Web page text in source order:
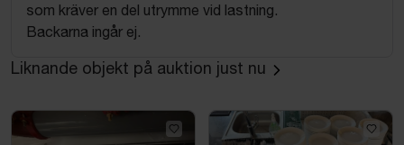
som kräver en del utrymme vid lastning.
Backarna ingår ej.
Liknande objekt på auktion just nu